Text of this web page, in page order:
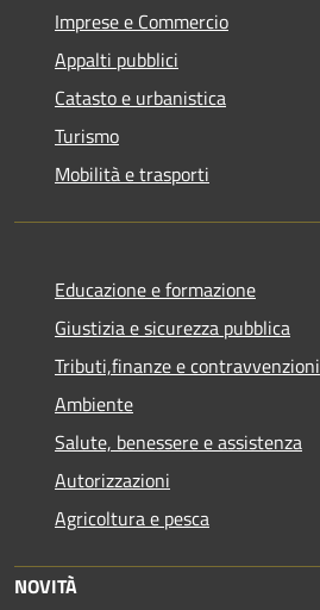
Imprese e Commercio
Appalti pubblici
Catasto e urbanistica
Turismo
Mobilità e trasporti
Educazione e formazione
Giustizia e sicurezza pubblica
Tributi,finanze e contravvenzioni
Ambiente
Salute, benessere e assistenza
Autorizzazioni
Agricoltura e pesca
NOVITÀ